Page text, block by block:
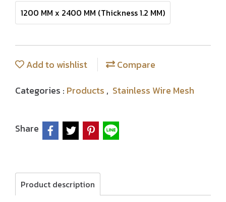
1200 MM x 2400 MM (Thickness 1.2 MM)
Add to wishlist
Compare
Categories : Products , Stainless Wire Mesh
Share
Product description